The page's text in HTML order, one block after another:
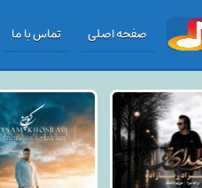
صفحه اصلی تماس با ما